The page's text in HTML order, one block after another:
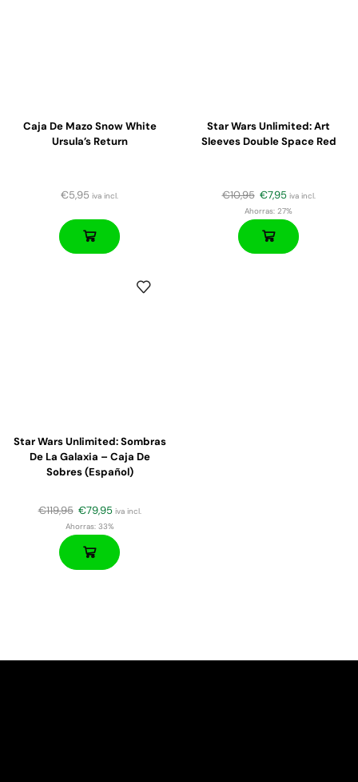
Caja De Mazo Snow White
Ursula’s Return
€5,95 iva incl.
Star Wars Unlimited: Art
Sleeves Double Space Red
€10,95 €7,95 iva incl.
Ahorras: 27%
Star Wars Unlimited: Sombras
De La Galaxia – Caja De
Sobres (español)
€119,95 €79,95 iva incl.
Ahorras:33%